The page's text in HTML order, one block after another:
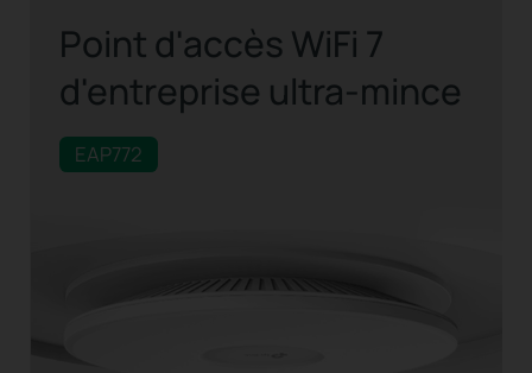
Point d'accès WiFi 7
d'entreprise ultra-mince
EAP772